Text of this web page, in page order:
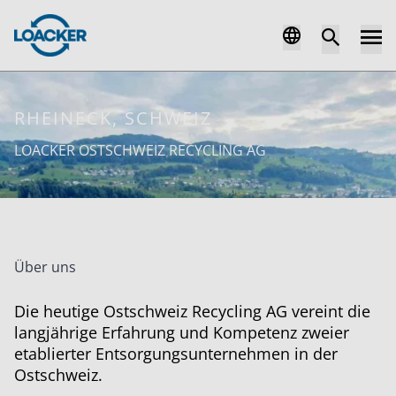
RHEINECK, SCHWEIZ
LOACKER OSTSCHWEIZ RECYCLING AG
Über uns
Die heutige Ostschweiz Recycling AG vereint die
langjährige Erfahrung und Kompetenz zweier
etablierter Entsorgungsunternehmen in der
Ostschweiz.